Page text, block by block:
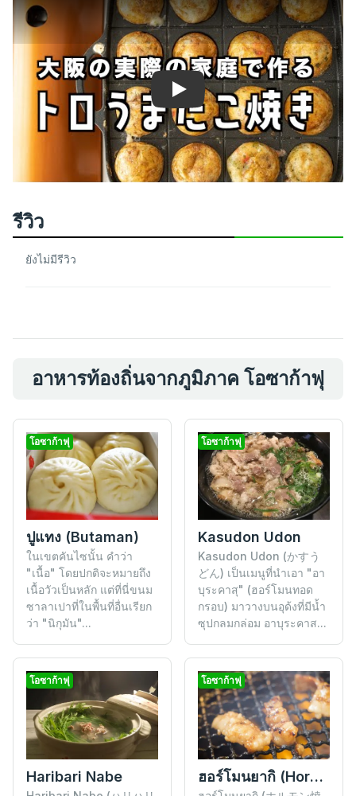
Play
รีวิว
ยังไม่มีรีวิว
อาหารท้องถิ่นจากภูมิภาค โอซาก้าฟุ
โอซาก้าฟุ
ปูแทง (Butaman)
ในเขตคันไซนั้น คำว่า
"เนื้อ" โดยปกติจะหมายถึง
เนื้อวัวเป็นหลัก แต่ที่นี่ขนม
ซาลาเปาที่ในพื้นที่อื่นเรียก
ว่า "นิกุมัน"...
โอซาก้าฟุ
Kasudon Udon
Kasudon Udon (かすう
どん) เป็นเมนูที่นำเอา "อา
บุระคาสุ" (ฮอร์โมนทอด
กรอบ) มาวางบนอุด้งที่มีน้ำ
ซุปกลมกล่อม อาบุระคาส...
โอซาก้าฟุ
Haribari Nabe
โอซาก้าฟุ
ฮอร์โมนยากิ (Horomon Yaki)